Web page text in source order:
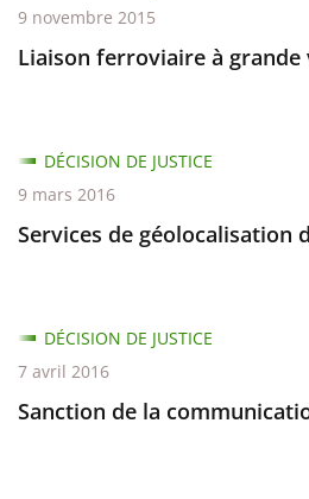
Liaison ferroviaire à grande
9 novembre 2015
Services de géolocalisation
DÉCISION DE JUSTICE
9 mars 2016
Sanction de la
DÉCISION DE JUSTICE
7 avril 2016